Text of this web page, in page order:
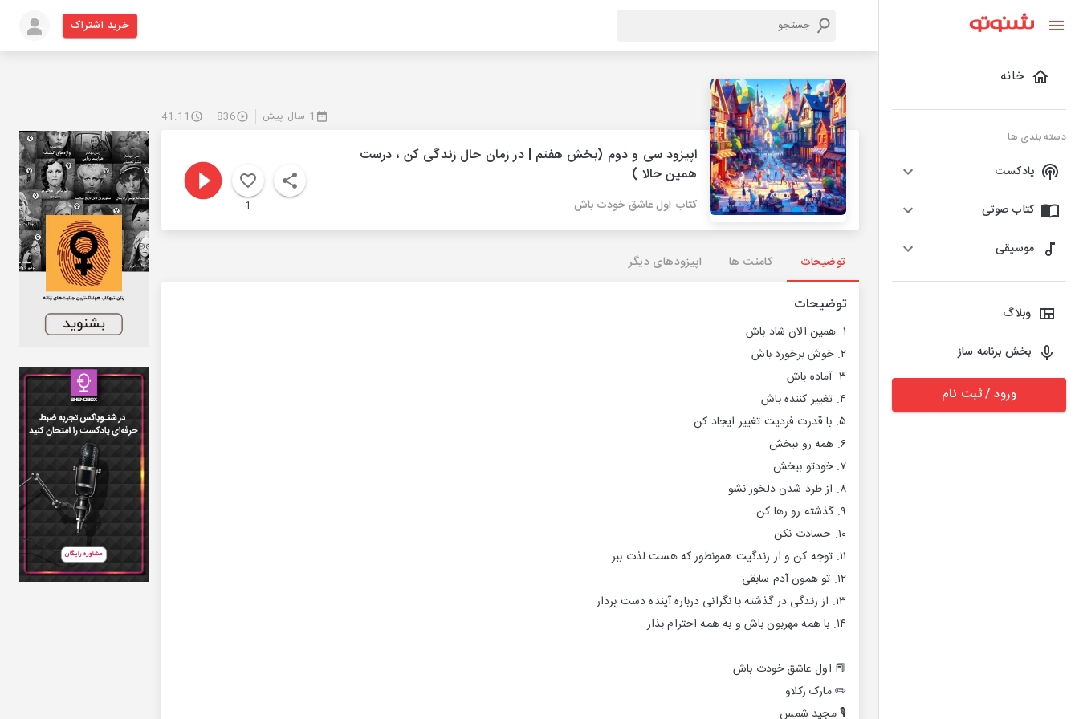
خانه
دسته بندی ها
پادکست
کتاب صوتی
موسیقی
وبلاگ
بخش برنامه ساز
ورود / ثبت نام
خرید اشتراک
1 سال پیش 836
41:11
اپیزود سی‌ و دوم (بخش هفتم | در زمان حال زندگی کن ، درست
همین حالا )
کتاب اول عاشق خودت باش 1
توضیحات کامنت ها اپیزودهای دیگر
توضیحات
۱. همین الان شاد باش
۲. خوش برخورد باش
۳. آماده باش
۴. تغییر کننده باش
۵. با قدرت فردیت تغییر ایجاد کن
۶. همه رو ببخش
۷. خودتو ببخش
۸. از طرد شدن دلخور نشو
۹. گذشته رو رها کن
۱۰. حسادت نکن
۱۱. توجه کن و از زندگیت همونطور که هست لذت ببر
۱۲. تو همون آدم سابقی
۱۳. از زندگی در گذشته با نگرانی درباره آینده دست بردار
۱۴. با همه مهربون باش و به همه احترام بذار
📕 اول عاشق خودت باش
✏️ مارک رکلاو
🎙 مجید شمس